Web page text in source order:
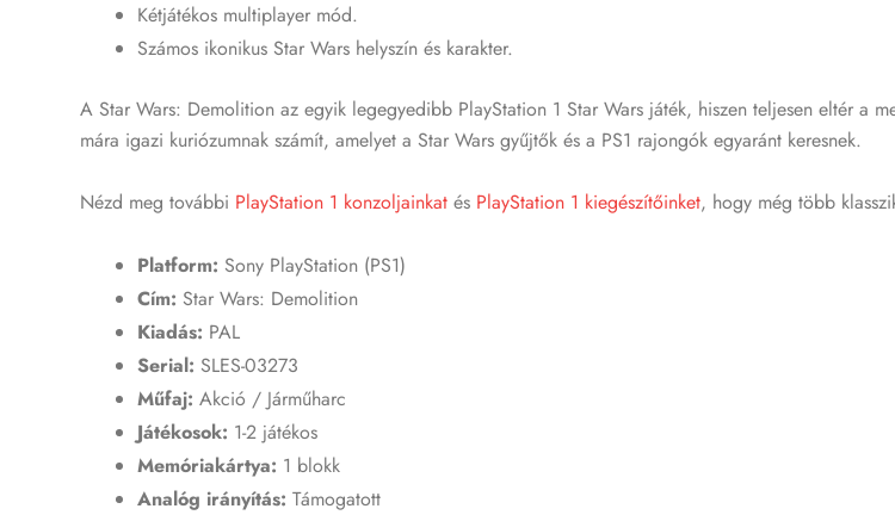
Kétjátékos multiplayer mód.
Számos ikonikus Star Wars helyszín és karakter.
A Star Wars: Demolition az egyik legegyedibb PlayStation 1 Star Wars játék, hiszen teljesen eltér a
mára igazi kuriózumnak számít, amelyet a Star Wars gyűjtők és a PS1 rajongók egyaránt keresnek.
Nézd meg további PlayStation 1 konzoljainkat és PlayStation 1 kiegészítőinket, hogy még több
Platform: Sony PlayStation (PS1)
Cím: Star Wars: Demolition
Kiadás: PAL
Serial: SLES-03273
Műfaj: Akció / Járműharc
Játékosok: 1-2 játékos
Memóriakártya: 1 blokk
Analóg irányítás: Támogatott